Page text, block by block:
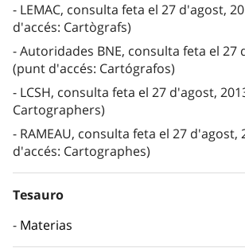
LEMAC, consulta feta el 27 d'agost,
d'accés: Cartògrafs)
Autoridades BNE, consulta feta el 27
(punt d'accés: Cartógrafos)
LCSH, consulta feta el 27 d'agost,
Cartographers)
RAMEAU, consulta feta el 27 d'agost,
d'accés: Cartographes)
Tesauro
Materias